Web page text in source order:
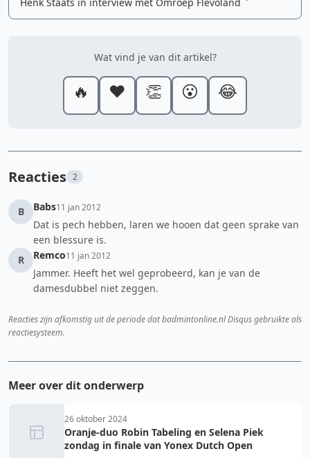
Wat vind je van dit artikel?
🔥 ❤️ 👏 😮 😂
Reacties 2
B Babs11 jan 2012
Dat is pech hebben, laren we hooen dat geen sprake van
een blessure is.
R
Remco11 jan 2012
Jammer. Heeft het wel geprobeerd, kan je van de
damesdubbel niet zeggen.
Reacties zijn afkomstig uit de periode dat badmintonline.nl Disqus gebruikte als
reactiesysteem.
Meer over dit onderwerp
26 oktober 2024
Oranje-duo Robin Tabeling en Selena Piek
zondag in finale van Yonex Dutch Open